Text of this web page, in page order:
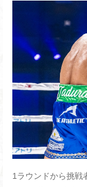
1ラウンドから挑戦